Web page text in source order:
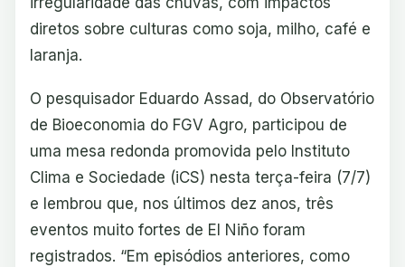
diretos sobre culturas como soja, milho, café e
laranja.
O pesquisador Eduardo Assad, do Observatório
de Bioeconomia do FGV Agro, participou de
uma mesa redonda promovida pelo Instituto
Clima e Sociedade (iCS) nesta terça-feira (7/7)
e lembrou que, nos últimos dez anos, três
eventos muito fortes de El Niño foram
registrados. “Em episódios anteriores, como